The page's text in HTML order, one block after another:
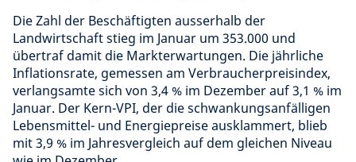
Die Zahl der Beschäftigten ausserhalb der
Landwirtschaft stieg im Januar um 353.000 und
übertraf damit die Markterwartungen. Die jährliche
Inflationsrate, gemessen am Verbraucherpreisindex,
verlangsamte sich von 3,4 % im Dezember auf 3,1 % im
Januar. Der Kern-VPI, der die schwankungsanfälligen
Lebensmittel- und Energiepreise ausklammert, blieb
mit 3,9 % im Jahresvergleich auf dem gleichen Niveau